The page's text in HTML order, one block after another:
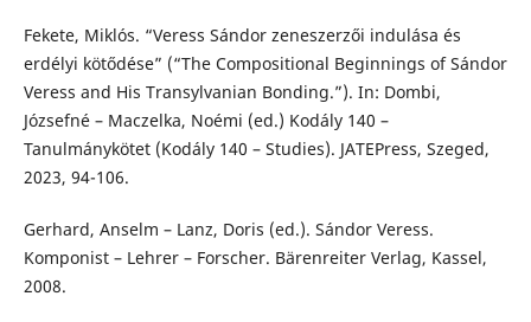
Fekete, Miklós. “Veress Sándor zeneszerzői indulása és
erdélyi kötődése” (“The Compositional Beginnings of Sándor
Veress and His Transylvanian Bonding.”). In: Dombi,
Józsefné – Maczelka, Noémi (ed.) Kodály 140 –
Tanulmánykötet (Kodály 140 – Studies). JATEPress, Szeged,
2023, 94-106.
Gerhard, Anselm – Lanz, Doris (ed.). Sándor Veress.
Komponist – Lehrer – Forscher. Bärenreiter Verlag, Kassel,
2008.